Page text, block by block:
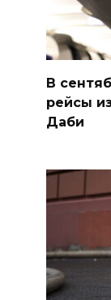
В
рейсы
Даби